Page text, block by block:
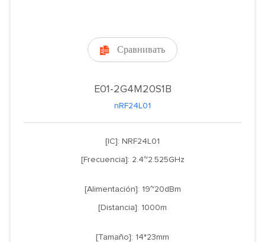
 Сравнивать
E01-2G4M20S1B
nRF24L01
[IC]: NRF24L01
[Frecuencia]: 2.4~2.525GHz
[Alimentación]: 19~20dBm
[Distancia]: 1000m
[Tamaño]: 14*23mm